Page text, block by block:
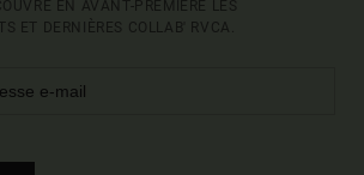
EN AVANT-PREMIÈRE LES
ET DERNIÈRES COLLAB' RVCA.